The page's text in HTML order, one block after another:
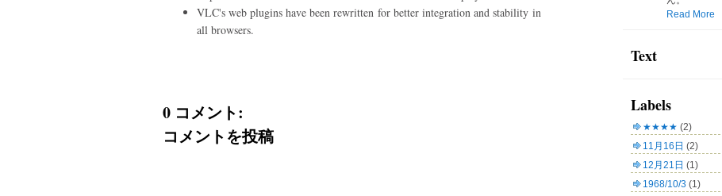
VLC's web plugins have been rewritten for better integration and stability in
all browsers.
0 コメント:
コメントを投稿
Read More
Text
Labels
★★★★ (2)
11月16日 (2)
12月21日 (1)
1968/10/3 (1)